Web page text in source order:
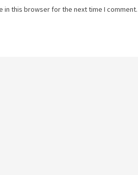
in this browser for the next time I comment.